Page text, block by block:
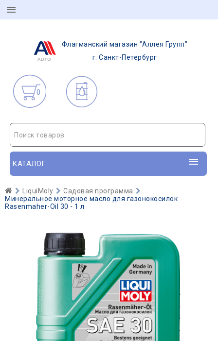
Флагманский магазин "Аллея Групп"
г. Санкт-Петербург
0
Поиск товаров
КАТАЛОГ
LiquiMoly
Садовая программа
Минеральное моторное масло для газонокосилок
Rasenmaher-Oil 30 - 1 л